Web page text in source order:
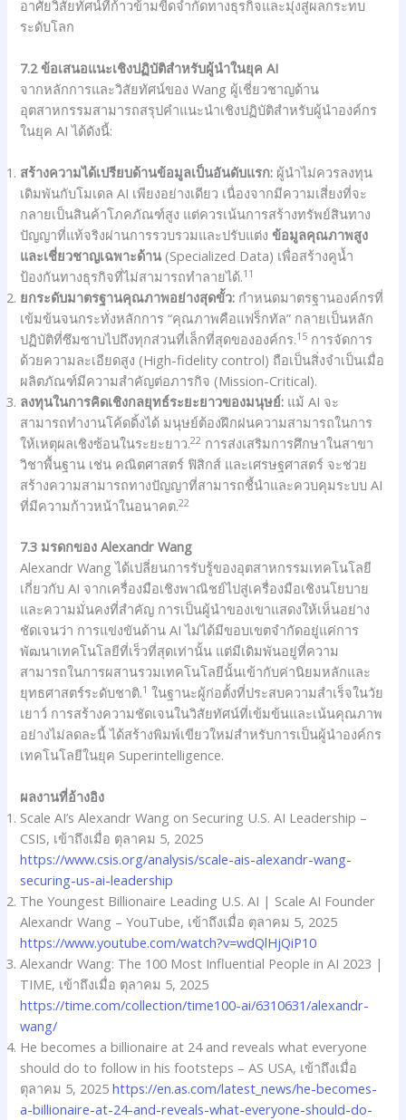
อาศัยวิสัยทัศน์ที่ก้าวข้ามขีดจำกัดทางธุรกิจและมุ่งสู่ผลกระทบ
ระดับโลก
7.2 ข้อเสนอแนะเชิงปฏิบัติสำหรับผู้นำในยุค AI
จากหลักการและวิสัยทัศน์ของ Wang ผู้เชี่ยวชาญด้าน
อุตสาหกรรมสามารถสรุปคำแนะนำเชิงปฏิบัติสำหรับผู้นำองค์กร
ในยุค AI ได้ดังนี้:
สร้างความได้เปรียบด้านข้อมูลเป็นอันดับแรก: ผู้นำไม่ควรลงทุน
เดิมพันกับโมเดล AI เพียงอย่างเดียว เนื่องจากมีความเสี่ยงที่จะ
กลายเป็นสินค้าโภคภัณฑ์สูง แต่ควรเน้นการสร้างทรัพย์สินทาง
ปัญญาที่แท้จริงผ่านการรวบรวมและปรับแต่งข้อมูลคุณภาพสูง
และเชี่ยวชาญเฉพาะด้าน (Specialized Data) เพื่อสร้างคูน้ำ
ป้องกันทางธุรกิจที่ไม่สามารถทำลายได้.11
ยกระดับมาตรฐานคุณภาพอย่างสุดขั้ว: กำหนดมาตรฐานองค์กรที่
เข้มข้นจนกระทั่งหลักการ “คุณภาพคือแฟร็กทัล” กลายเป็นหลัก
ปฏิบัติที่ซึมซาบไปถึงทุกส่วนที่เล็กที่สุดขององค์กร.15 การจัดการ
ด้วยความละเอียดสูง (High-fidelity control) ถือเป็นสิ่งจำเป็นเมื่อ
ผลิตภัณฑ์มีความสำคัญต่อภารกิจ (Mission-Critical).
ลงทุนในการคิดเชิงกลยุทธ์ระยะยาวของมนุษย์: แม้ AI จะ
สามารถทำงานโค้ดดิ้งได้ มนุษย์ต้องฝึกฝนความสามารถในการ
ให้เหตุผลเชิงซ้อนในระยะยาว.22 การส่งเสริมการศึกษาในสาขา
วิชาพื้นฐาน เช่น คณิตศาสตร์ ฟิสิกส์ และเศรษฐศาสตร์ จะช่วย
สร้างความสามารถทางปัญญาที่สามารถชี้นำและควบคุมระบบ AI
ที่มีความก้าวหน้าในอนาคต.22
7.3 มรดกของ Alexandr Wang
Alexandr Wang ได้เปลี่ยนการรับรู้ของอุตสาหกรรมเทคโนโลยี
เกี่ยวกับ AI จากเครื่องมือเชิงพาณิชย์ไปสู่เครื่องมือเชิงนโยบาย
และความมั่นคงที่สำคัญ การเป็นผู้นำของเขาแสดงให้เห็นอย่าง
ชัดเจนว่า การแข่งขันด้าน AI ไม่ได้มีขอบเขตจำกัดอยู่แค่การ
พัฒนาเทคโนโลยีที่เร็วที่สุดเท่านั้น แต่มีเดิมพันอยู่ที่ความ
สามารถในการผสานรวมเทคโนโลยีนั้นเข้ากับค่านิยมหลักและ
ยุทธศาสตร์ระดับชาติ.1 ในฐานะผู้ก่อตั้งที่ประสบความสำเร็จในวัย
เยาว์ การสร้างความชัดเจนในวิสัยทัศน์ที่เข้มข้นและเน้นคุณภาพ
อย่างไม่ลดละนี้ ได้สร้างพิมพ์เขียวใหม่สำหรับการเป็นผู้นำองค์กร
เทคโนโลยีในยุค Superintelligence.
ผลงานที่อ้างอิง
Scale AI’s Alexandr Wang on Securing U.S. AI Leadership –
CSIS, เข้าถึงเมื่อ ตุลาคม 5, 2025
https://www.csis.org/analysis/scale-ais-alexandr-wang-
securing-us-ai-leadership
The Youngest Billionaire Leading U.S. AI | Scale AI Founder
Alexandr Wang – YouTube, เข้าถึงเมื่อ ตุลาคม 5, 2025
https://www.youtube.com/watch?v=wdQlHjQiP10
Alexandr Wang: The 100 Most Influential People in AI 2023 |
TIME, เข้าถึงเมื่อ ตุลาคม 5, 2025
https://time.com/collection/time100-ai/6310631/alexandr-
wang/
He becomes a billionaire at 24 and reveals what everyone
should do to follow in his footsteps – AS USA, เข้าถึงเมื่อ
ตุลาคม 5, 2025https://en.as.com/latest_news/he-becomes-
a-billionaire-at-24-and-reveals-what-everyone-should-do-